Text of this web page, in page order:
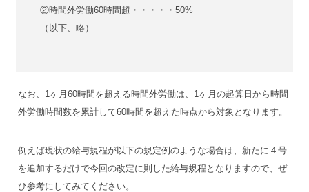
②時間外労働60時間超・・・・・50%
（以下、略）
なお、1ヶ月60時間を超える時間外労働は、1ヶ月の起算日から時間
外労働時間数を累計して60時間を超えた時点から対象となります。
例えば現状の給与規程が以下の規定例のような場合は、新たに４号
を追加するだけで今回の改定に則した給与規程となりますので、ぜ
ひ参考にしてみてください。